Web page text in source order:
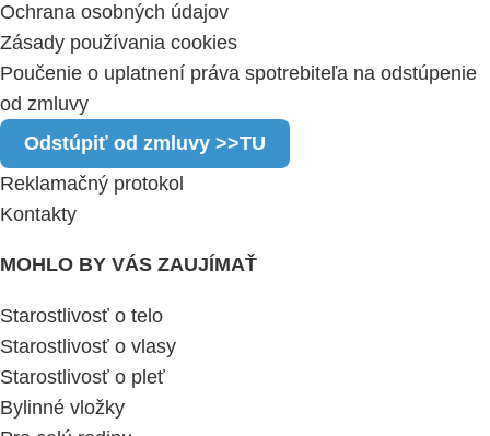
Ochrana osobných údajov
Zásady používania cookies
Poučenie o uplatnení práva spotrebiteľa na odstúpenie
od zmluvy
Odstúpiť od zmluvy >>TU
Reklamačný protokol
Kontakty
MOHLO BY VÁS ZAUJÍMAŤ
Starostlivosť o telo
Starostlivosť o vlasy
Starostlivosť o pleť
Bylinné vložky